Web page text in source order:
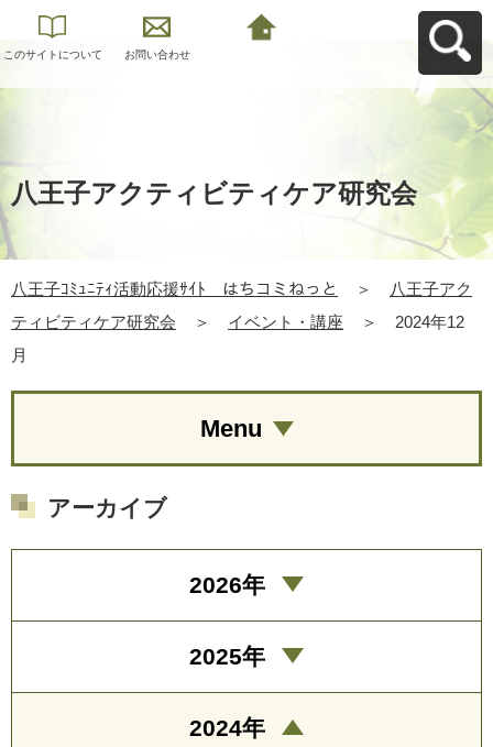
このサイトについて お問い合わせ
八王子アクティビティケア研究会
八王子ｺﾐｭﾆﾃｨ活動応援ｻｲﾄ はちコミねっと ＞
八王子アク
ティビティケア研究会
＞ イベント・講座 ＞
2024年12
月
Menu
アーカイブ
2026年
2025年
2024年